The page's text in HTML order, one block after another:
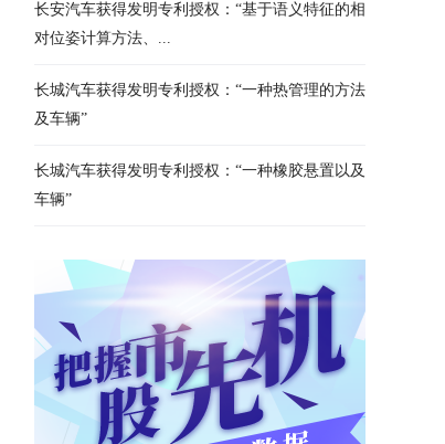
长安汽车获得发明专利授权：“基于语义特征的相
对位姿计算方法、...
长城汽车获得发明专利授权：“一种热管理的方法
及车辆”
长城汽车获得发明专利授权：“一种橡胶悬置以及
车辆”